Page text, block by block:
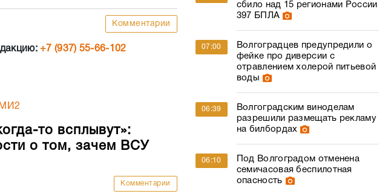
Комментарии
+7 (937) 55-66-102
то всплывут»:
о том, зачем ВСУ
Комментарии
сбило над 15 регионами России
397 БПЛА
07:00
Волгоградцев предупредили о
фейке про диверсии с
отравлением холерой питьевой
воды
06:39
Волгоградским виноделам
разрешили размещать рекламу
на билбордах
06:10
Под Волгоградом отменена
семичасовая беспилотная
опасность